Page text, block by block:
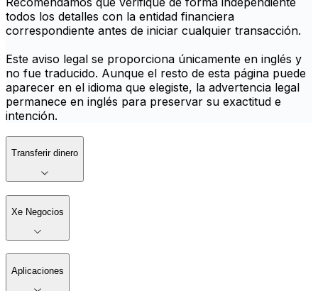
todos los detalles con la entidad financiera
correspondiente antes de iniciar cualquier transacción.
Este aviso legal se proporciona únicamente en inglés y
no fue traducido. Aunque el resto de esta página puede
aparecer en el idioma que elegiste, la advertencia legal
permanece en inglés para preservar su exactitud e
intención.
Transferir dinero
Xe Negocios
Aplicaciones